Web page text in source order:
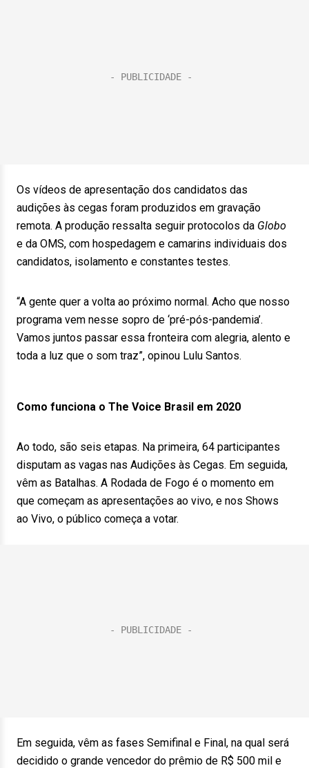
Os vídeos de apresentação dos candidatos das
audições às cegas foram produzidos em gravação
remota. A produção ressalta seguir protocolos da Globo
e da OMS, com hospedagem e camarins individuais dos
candidatos, isolamento e constantes testes.
“A gente quer a volta ao próximo normal. Acho que nosso
programa vem nesse sopro de ‘pré-pós-pandemia’.
Vamos juntos passar essa fronteira com alegria, alento e
toda a luz que o som traz”, opinou Lulu Santos.
Como funciona o The Voice Brasil em 2020
Ao todo, são seis etapas. Na primeira, 64 participantes
disputam as vagas nas Audições às Cegas. Em seguida,
vêm as Batalhas. A Rodada de Fogo é o momento em
que começam as apresentações ao vivo, e nos Shows
ao Vivo, o público começa a votar.
Em seguida, vêm as fases Semifinal e Final, na qual será
decidido o grande vencedor do prêmio de R$ 500 mil e